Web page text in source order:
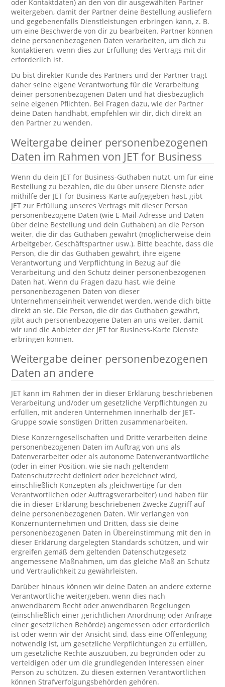
oder Kontaktdaten) an den von dir ausgewählten Partner
weitergeben, damit der Partner deine Bestellung ausliefern
und gegebenenfalls Dienstleistungen erbringen kann, z. B.
um eine Beschwerde von dir zu bearbeiten. Partner können
deine personenbezogenen Daten verarbeiten, um dich zu
kontaktieren, wenn dies zur Erfüllung des Vertrags mit dir
erforderlich ist.
Du bist direkter Kunde des Partners und der Partner trägt
daher seine eigene Verantwortung für die Verarbeitung
deiner personenbezogenen Daten und hat diesbezüglich
seine eigenen Pflichten. Bei Fragen dazu, wie der Partner
deine Daten handhabt, empfehlen wir dir, dich direkt an
den Partner zu wenden.
Weitergabe deiner personenbezogenen
Daten im Rahmen von JET for Business
Wenn du dein JET for Business-Guthaben nutzt, um für eine
Bestellung zu bezahlen, die du über unsere Dienste oder
mithilfe der JET for Business-Karte aufgegeben hast, gibt
JET zur Erfüllung unseres Vertrags mit dieser Person
personenbezogene Daten (wie E-Mail-Adresse und Daten
über deine Bestellung und dein Guthaben) an die Person
weiter, die dir das Guthaben gewährt (möglicherweise dein
Arbeitgeber, Geschäftspartner usw.). Bitte beachte, dass die
Person, die dir das Guthaben gewährt, ihre eigene
Verantwortung und Verpflichtung in Bezug auf die
Verarbeitung und den Schutz deiner personenbezogenen
Daten hat. Wenn du Fragen dazu hast, wie deine
personenbezogenen Daten von dieser
Unternehmenseinheit verwendet werden, wende dich bitte
direkt an sie. Die Person, die dir das Guthaben gewährt,
gibt auch personenbezogene Daten an uns weiter, damit
wir und die Anbieter der JET for Business-Karte Dienste
erbringen können.
Weitergabe deiner personenbezogenen
Daten an andere
JET kann im Rahmen der in dieser Erklärung beschriebenen
Verarbeitung und/oder um gesetzliche Verpflichtungen zu
erfüllen, mit anderen Unternehmen innerhalb der JET-
Gruppe sowie sonstigen Dritten zusammenarbeiten.
Diese Konzerngesellschaften und Dritte verarbeiten deine
personenbezogenen Daten im Auftrag von uns als
Datenverarbeiter oder als autonome Datenverantwortliche
(oder in einer Position, wie sie nach geltendem
Datenschutzrecht definiert oder bezeichnet wird,
einschließlich Konzepten als gleichwertige für den
Verantwortlichen oder Auftragsverarbeiter) und haben für
die in dieser Erklärung beschriebenen Zwecke Zugriff auf
deine personenbezogenen Daten. Wir verlangen von
Konzernunternehmen und Dritten, dass sie deine
personenbezogenen Daten in Übereinstimmung mit den in
dieser Erklärung dargelegten Standards schützen, und wir
ergreifen gemäß dem geltenden Datenschutzgesetz
angemessene Maßnahmen, um das gleiche Maß an Schutz
und Vertraulichkeit zu gewährleisten.
Darüber hinaus können wir deine Daten an andere externe
Verantwortliche weitergeben, wenn dies nach
anwendbarem Recht oder anwendbaren Regelungen
(einschließlich einer gerichtlichen Anordnung oder Anfrage
einer gesetzlichen Behörde) angemessen oder erforderlich
ist oder wenn wir der Ansicht sind, dass eine Offenlegung
notwendig ist, um gesetzliche Verpflichtungen zu erfüllen,
um gesetzliche Rechte auszuüben, zu begründen oder zu
verteidigen oder um die grundlegenden Interessen einer
Person zu schützen. Zu diesen externen Verantwortlichen
können Strafverfolgungsbehörden gehören.